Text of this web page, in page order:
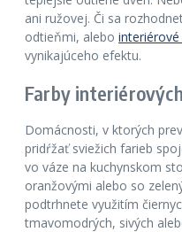
ani ružovej. Či sa
odtieňmi, alebo interiérové
vynikajúceho efektu.
Farby
Domácnosti, v ktorých
pridŕžať sviežich farieb
vo váze na kuchynskom
oranžovými alebo so
podtrhnete využitím
tmavomodrých, sivých